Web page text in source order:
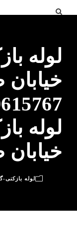
لوله
لوله
لوله